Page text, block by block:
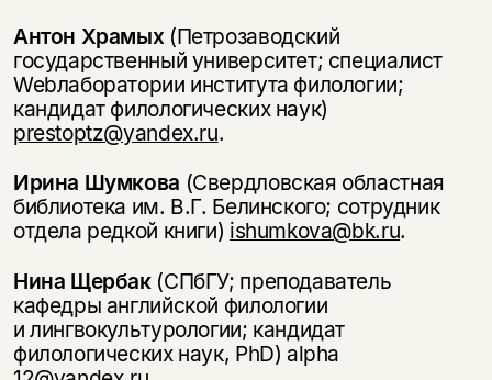
Антон Храмых (Петрозаводский
государственный университет; специалист
Web­лаборатории института филологии;
кандидат филологических наук)
prestoptz@yandex.ru.
Ирина Шумкова (Свердловская областная
библиотека им. В.Г. Белинского; сотрудник
отдела редкой книги) ishumkova@bk.ru.
Нина Щербак(СПбГУ; преподаватель
кафедры английской филологии
и лингвокультурологии; кандидат
филологических наук, PhD) alpha­